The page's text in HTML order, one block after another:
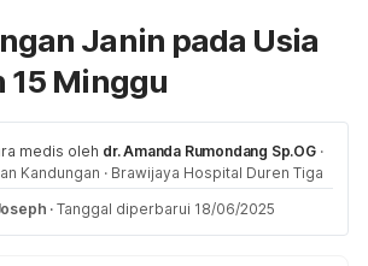
Janin pada Usia
15 Minggu
medis oleh dr. Amanda Rumondang Sp.OG ·
Kandungan · Brawijaya Hospital Duren Tiga
· Tanggal diperbarui 18/06/2025